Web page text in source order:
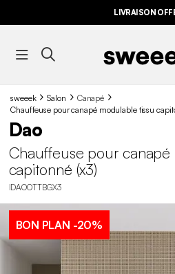
LIVRAISON
sweeek Salon
Canapé
Chauffeuse pour canapé modulable tissu
Dao
Chauffeuse pour
capitonné (x3)
IDAOOTTBGX3
BON PLAN -20%